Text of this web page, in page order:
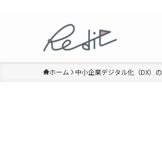
ホーム 中小企業デジタル化（DX）